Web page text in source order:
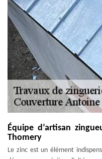
Équipe d’artisan
Thomery
Le zinc est un élément